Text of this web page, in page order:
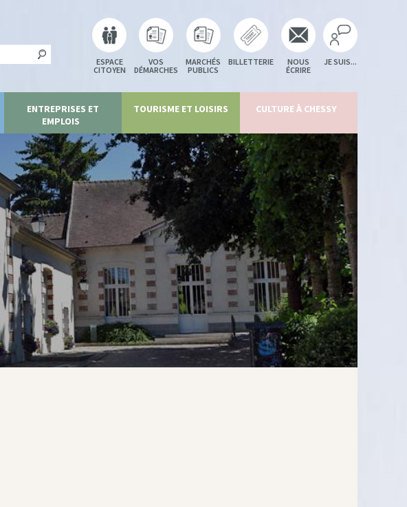
ESPACE
CITOYEN
VOS
DÉMARCHES
MARCHÉS
PUBLICS
BILLETTERIE
NOUS
ÉCRIRE
JE SUIS...
ENTREPRISES ET
EMPLOIS
TOURISME ET LOISIRS CULTURE À CHESSY